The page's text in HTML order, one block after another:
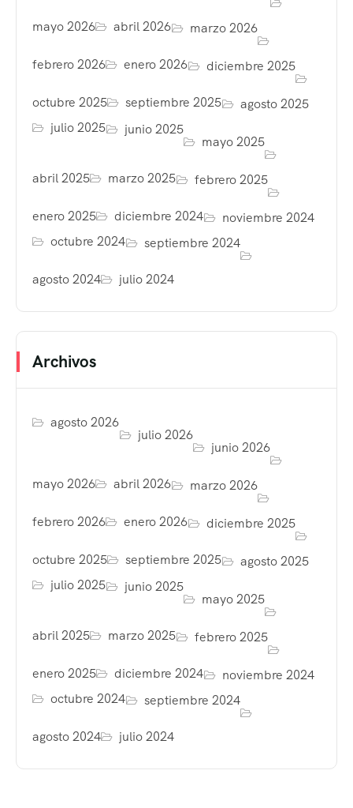
mayo 2026 abril 2026 marzo 2026
febrero 2026 enero 2026 diciembre 2025
octubre 2025 septiembre 2025
agosto 2025
julio 2025
junio 2025
mayo 2025
abril 2025 marzo 2025 febrero 2025
enero 2025 diciembre 2024
noviembre 2024
octubre 2024
septiembre 2024
agosto 2024 julio 2024
Archivos
agosto 2026
julio 2026
junio 2026
mayo 2026 abril 2026 marzo 2026
febrero 2026 enero 2026 diciembre 2025
octubre 2025 septiembre 2025
agosto 2025
julio 2025
junio 2025
mayo 2025
abril 2025 marzo 2025 febrero 2025
enero 2025 diciembre 2024
noviembre 2024
octubre 2024
septiembre 2024
agosto 2024 julio 2024